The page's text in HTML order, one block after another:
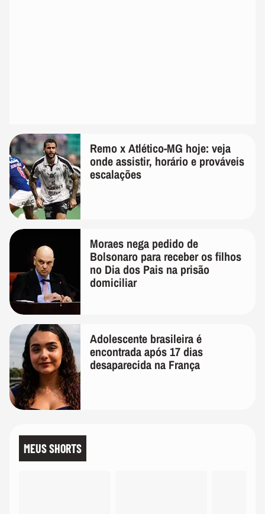
Remo x Atlético-MG hoje: veja
onde assistir, horário e prováveis
escalações
Moraes nega pedido de
Bolsonaro para receber os filhos
no Dia dos Pais na prisão
domiciliar
Adolescente brasileira é
encontrada após 17 dias
desaparecida na França
MEUS SHORTS